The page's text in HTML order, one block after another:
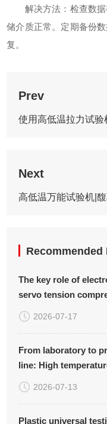
解决方法：检查数据
储介质正常。定期备份
复。
Prev
使用高低温拉力试
Next
高低温万能试验机|
Recommended
The key role of
servo tension
fatigue testing
material research
2026-07-17
From laboratory to
line: High
and bending testing
safeguards ceramic
2026-07-13
Plastic universal